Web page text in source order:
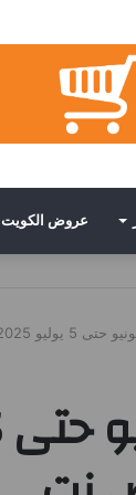
عروض الكويت